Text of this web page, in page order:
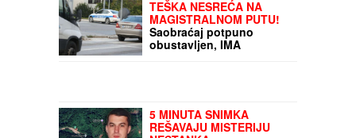
(FOTO) BEOGRAĐANIN
OSTAO BEZ OBA TOČKA!
Saobraćajna nesreća u
Velikoj Župi: Pazite, ovo
dobiju uz piće, a gde su
papreno skupe